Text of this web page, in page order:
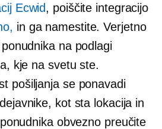
Ecwid, poiščite integracijo
in ga namestite. Verjetno
na podlagi
kje na svetu ste.
pošiljanja se ponavadi
kot sta lokacija in
obvezno preučite